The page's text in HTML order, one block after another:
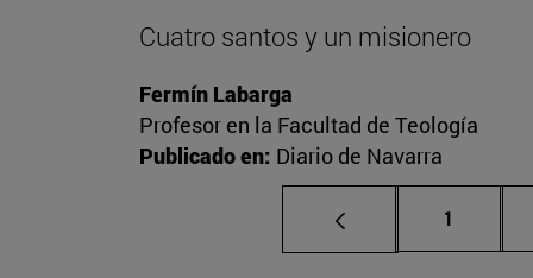
Cuatro santos y un misionero
Fermín Labarga
Profesor en la Facultad de Teología
Publicado en: Diario de Navarra
Página
1